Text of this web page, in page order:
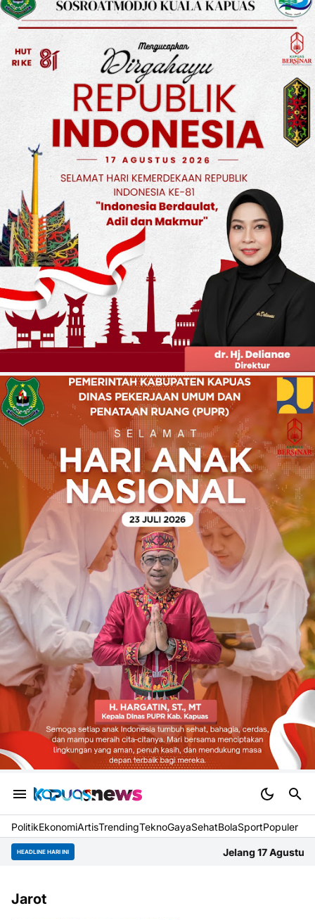
PolitikEkonomiArtisTrendingTeknoGayaSehatBolaSportPopuler
HEADLINE HARI INI Jelang 17 Agustus, Gapura Gang
Jarot